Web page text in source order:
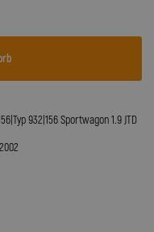
932|156 Sportwagon 1.9 JTD